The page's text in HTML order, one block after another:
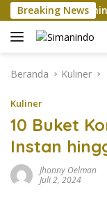
Langsung
ke
konten
Breaking News
hingga
Beranda Kuliner
Kuliner
10 Buket
Instan
Jhonny Oelman
Juli 2, 2024